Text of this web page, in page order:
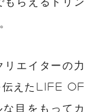
エイターの力
伝えたLIFE OF
目をもってカ